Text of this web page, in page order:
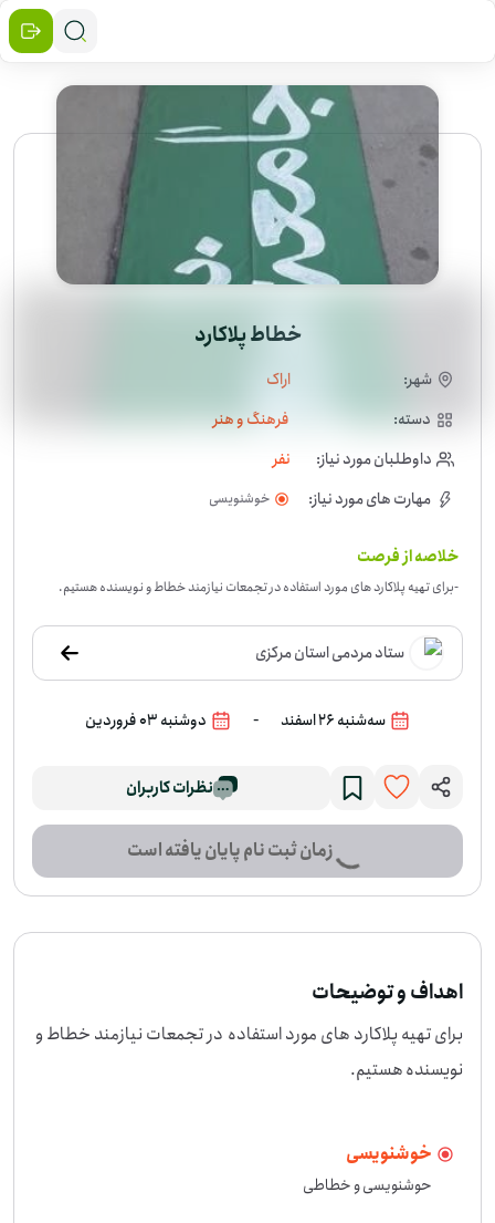
خطاط پلاکارد
شهر:
اراک
دسته:
فرهنگ و هنر
داوطلبان مورد نیاز:
نفر
مهارت های مورد نیاز:
خوشنویسی
خلاصه از فرصت
-برای تهیه پلاکارد های مورد استفاده در تجمعات نیازمند خطاط و نویسنده هستیم.
ستاد مردمی استان مرکزی
سه‌شنبه 26 اسفند - دوشنبه 03 فروردین
نظرات کاربران
زمان ثبت نام پایان یافته است
اهداف و توضیحات
برای تهیه پلاکارد های مورد استفاده در تجمعات نیازمند خطاط و
نویسنده هستیم.
خوشنویسی
حوشنویسی و خطاطی